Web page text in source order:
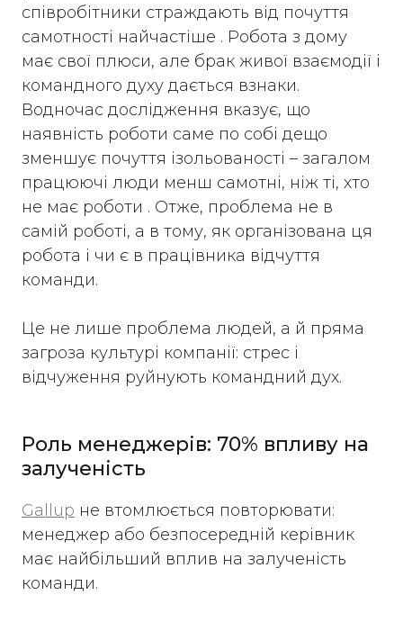
співробітники страждають від почуття
самотності найчастіше . Робота з дому
має свої плюси, але брак живої взаємодії і
командного духу дається взнаки.
Водночас дослідження вказує, що
наявність роботи саме по собі дещо
зменшує почуття ізольованості – загалом
працюючі люди менш самотні, ніж ті, хто
не має роботи . Отже, проблема не в
самій роботі, а в тому, як організована ця
робота і чи є в працівника відчуття
команди.
Це не лише проблема людей, а й пряма
загроза культурі компанії: стрес і
відчуження руйнують командний дух.
Роль менеджерів: 70% впливу на
залученість
Gallup не втомлюється повторювати:
менеджер або безпосередній керівник
має найбільший вплив на залученість
команди.